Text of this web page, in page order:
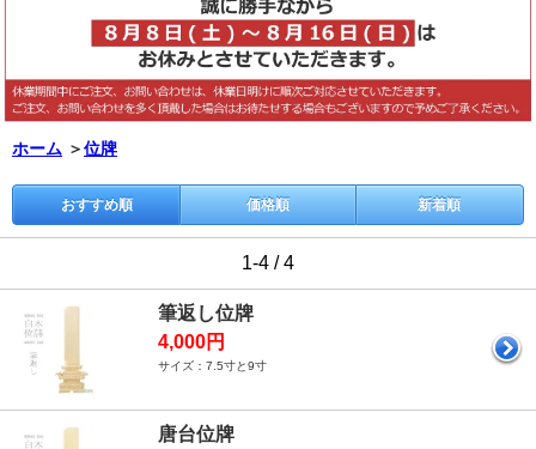
ホーム ＞位牌
おすすめ順 価格順 新着順
1-4 / 4
筆返し位牌
4,000円
サイズ：7.5寸と9寸
唐台位牌